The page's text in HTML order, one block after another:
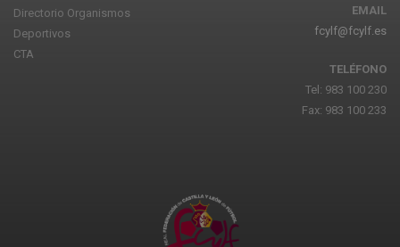
Directorio Organismos
Deportivos
CTA
EMAIL
fcylf@fcylf.es
TELÉFONO
Tel: 983 100 230
Fax: 983 100 233